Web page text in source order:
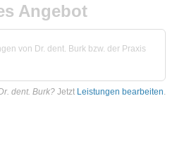
Angebot
von Dr. dent. Burk bzw. der Praxis
dent. Burk? Jetzt Leistungen bearbeiten.